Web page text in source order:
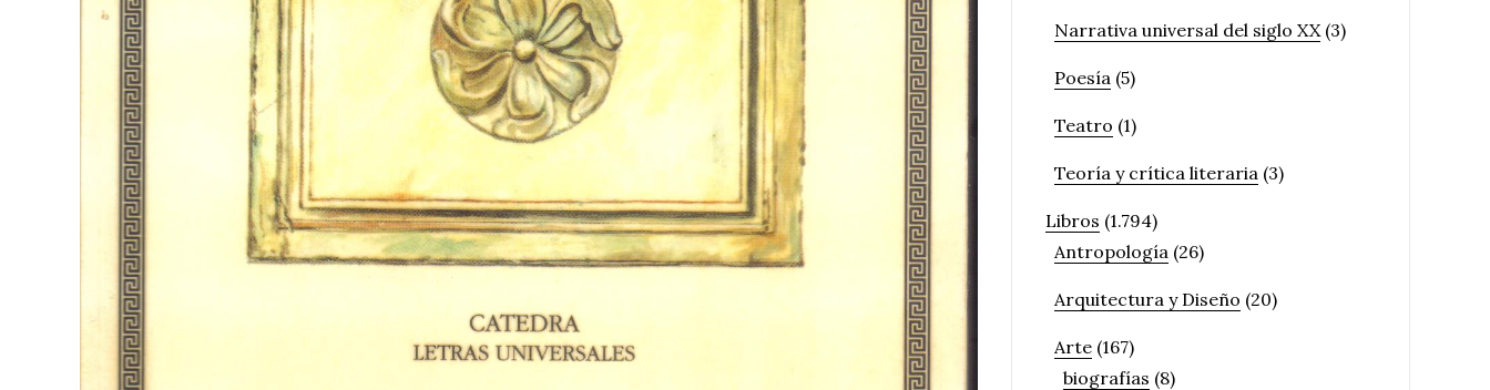
Narrativa universal del siglo XX(3)
Poesía (5)
Teatro (1)
Teoría y crítica literaria (3)
Libros (1.794)
Antropología (26)
Arquitectura y Diseño (20)
Arte (167)
biografías (8)